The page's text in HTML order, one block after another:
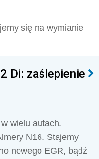
się na wymianie
Di: zaślepienie
wielu autach.
N16. Stajemy
nowego EGR, bądź